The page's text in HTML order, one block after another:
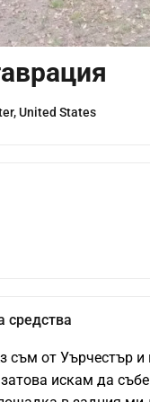
United States
средства
съм от Уърчестър
искам да